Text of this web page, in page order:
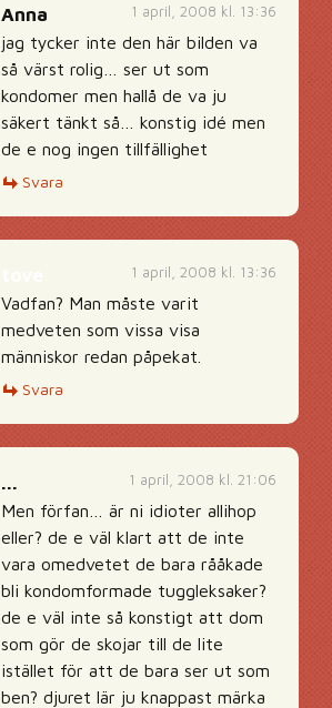
1 april, 2008 kl. 13:36
Anna
jag tycker inte den här bilden va
så värst rolig… ser ut som
kondomer men hallå de va ju
säkert tänkt så… konstig idé men
de e nog ingen tillfällighet
Svara
1 april, 2008 kl. 13:36
Vadfan? Man måste varit
medveten som vissa visa
människor redan påpekat.
Svara
1 april, 2008 kl. 21:06
...
Men förfan… är ni idioter allihop
eller? de e väl klart att de inte
vara omedvetet de bara rååkade
bli kondomformade tuggleksaker?
de e väl inte så konstigt att dom
som gör de skojar till de lite
istället för att de bara ser ut som
ben? djuret lär ju knappast märka